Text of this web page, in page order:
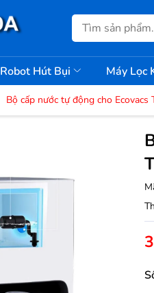
Robot Hút Bụi Máy Lọc
Bộ cấp nước tự động cho